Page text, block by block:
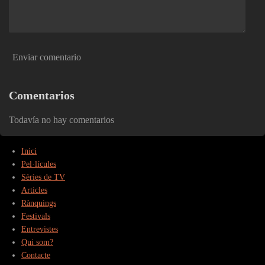
Enviar comentario
Comentarios
Todavía no hay comentarios
Inici
Pel·lícules
Sèries de TV
Articles
Rànquings
Festivals
Entrevistes
Qui som?
Contacte